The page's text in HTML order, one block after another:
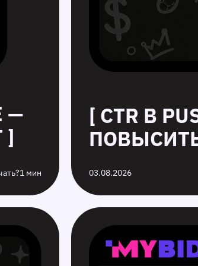
—
]
1 мин
[ CTR В
03.08.2026